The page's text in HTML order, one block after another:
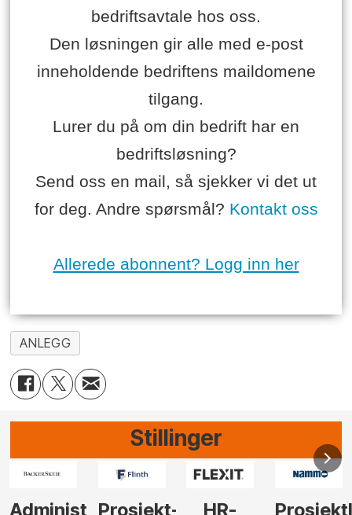
bedriftsavtale hos oss.
Den løsningen gir alle med e-post
inneholdende bedriftens maildomene
tilgang.
Lurer du på om din bedrift har en
bedriftsløsning?
Send oss en mail, så sjekker vi det ut
for deg. Andre spørsmål? Kontakt oss
Allerede abonnent? Logg inn her
ANLEGG
Stillinger
HR-
ProsjektlederVi
Anlegg